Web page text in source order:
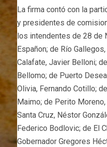
La firma contó con la
y presidentes de
los intendentes de 28 de
Españon; de Río
Calafate, Javier Belloni;
Bellomo; de Puerto
Olivia, Fernando Cotillo;
Maimo; de Perito
Santa Cruz, Néstor
Federico Bodlovic; de El
Gobernador Gregores